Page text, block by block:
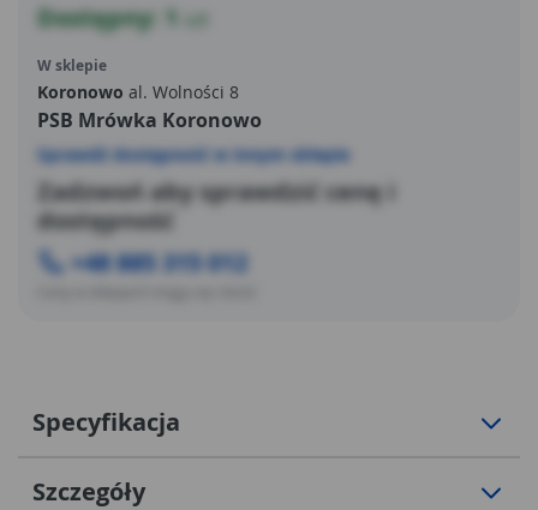
Dostępny: 1
W sklepie
Koronowo al. Wolności 8
PSB Mrówka Koronowo
Sprawdź dostępność w innym sklepie
Zadzwoń aby sprawdzić cenę i
dostępność
+48 885 315 012
Specyfikacja
Szczegóły